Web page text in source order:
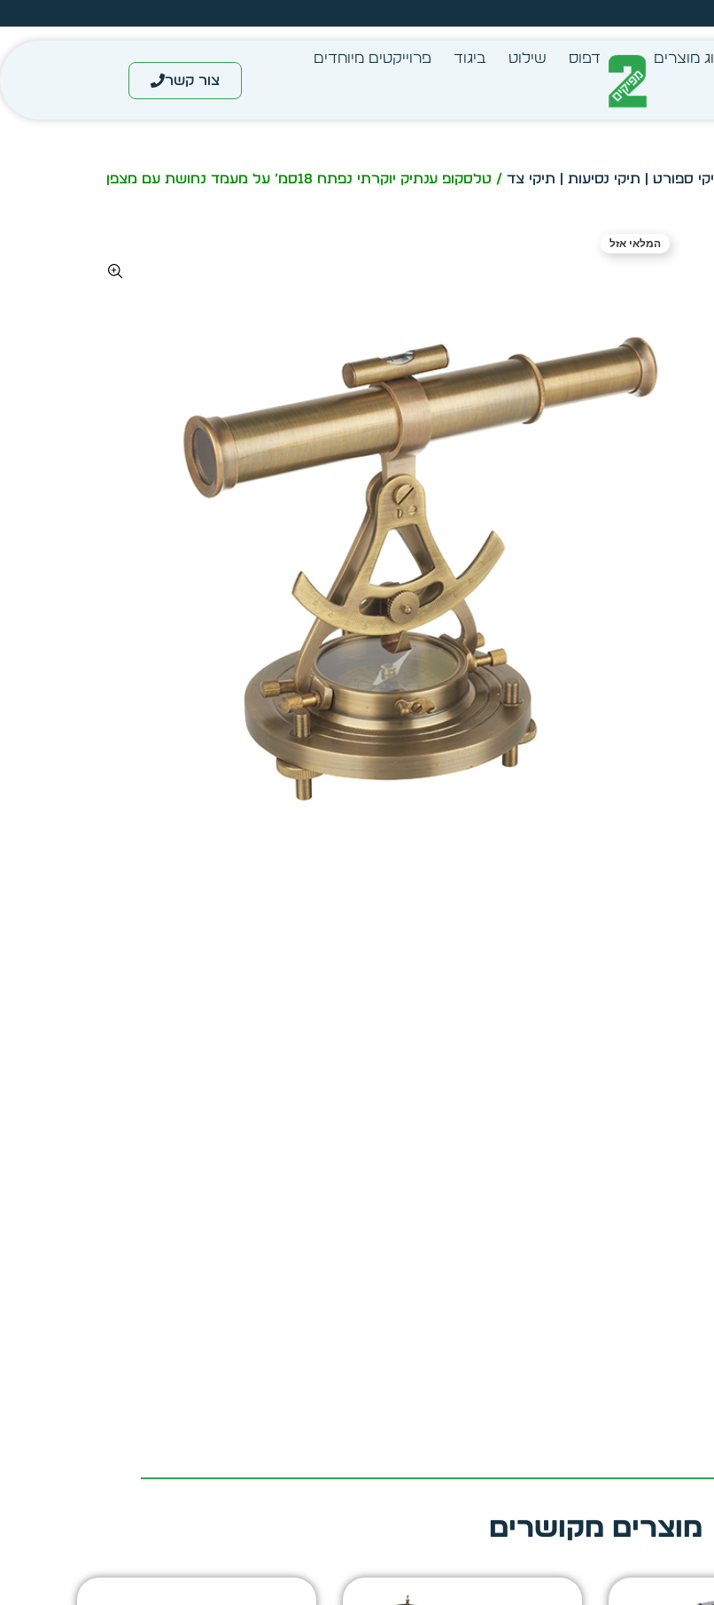
הדמייה לכל פריט בקלות מחיר מיידי- מותאם לפי כמות
מוצרים דפוס שילוט ביגוד פרוייקטים מיוחדים
צור קשר
ספורט | תיקי נסיעות | תיקי צד
/ טלסקופ ענתיק יוקרתי נפתח 18סמ’ על מעמד נחושת עם מצפן
המלאי אזל
מוצרים מקושרים